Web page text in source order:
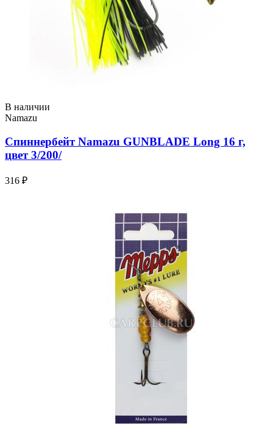
В наличии
Namazu
Спиннербейт Namazu GUNBLADE Long 16 г,
цвет 3/200/
316 ₽